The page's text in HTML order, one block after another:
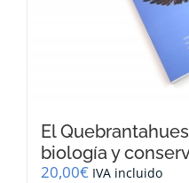
El
biología y
20,00€ IVA incluido